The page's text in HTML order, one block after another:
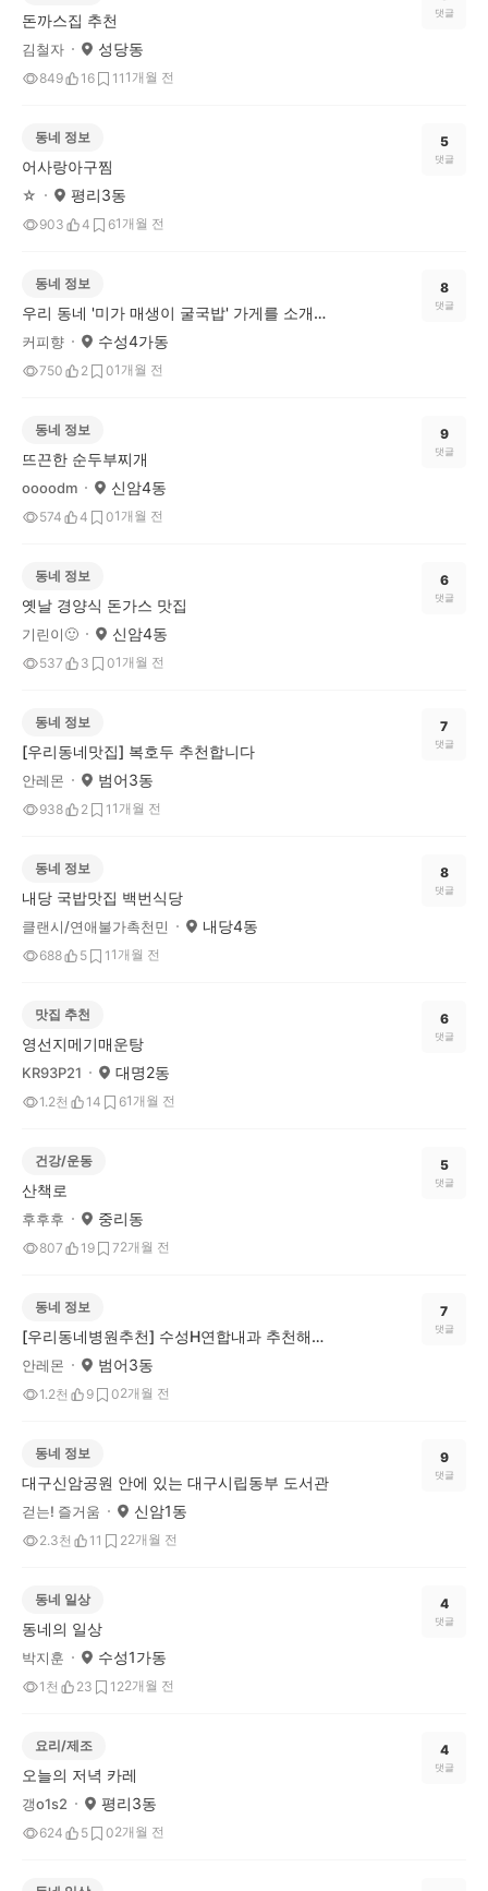
돈까스집 추천
김철자 성당동
849 16 11 1개월 전
댓글
동네 정보
어사랑아구찜
☆ 평리3동
903 4 61개월 전
5
댓글
동네 정보
우리 동네 '미가 매생이 굴국밥' 가게를 소개합니다.
커피향 수성4가동
750 2 01개월 전
8
댓글
동네 정보
뜨끈한 순두부찌개
oooodm 신암4동
574 4 01개월 전
9
댓글
동네 정보
옛날 경양식 돈가스 맛집
기린이🙂 신암4동
537 3 01개월 전
6
댓글
동네 정보
[우리동네맛집] 복호두 추천합니다
안레몬 범어3동
938 2 1 1개월 전
7
댓글
동네 정보
내당 국밥맛집 백번식당
클랜시/연애불가촉천민 내당4동
688 5 1 1개월 전
8
댓글
맛집 추천
영선지메기매운탕
KR93P21 대명2동
1.2천 14 61개월 전
6
댓글
건강/운동
산책로
후후후 중리동
807 19 72개월 전
5
댓글
동네 정보
[우리동네병원추천] 수성H연합내과 추천해요!
안레몬 범어3동
1.2천 9 02개월 전
7
댓글
동네 정보
대구신암공원 안에 있는 대구시립동부 도서관
걷는! 즐거움 신암1동
2.3천 11 22개월 전
9
댓글
동네 일상
동네의 일상
박지훈 수성1가동
1천 23 122개월 전
4
댓글
요리/제조
오늘의 저녁 카레
갱o1s2 평리3동
624 5 02개월 전
4
댓글